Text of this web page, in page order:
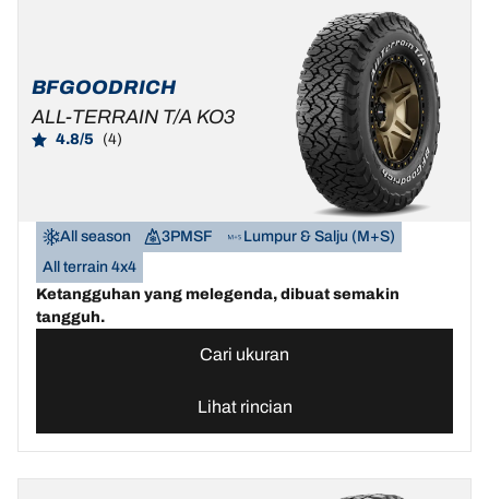
BFGOODRICH
ALL-TERRAIN T/A KO3
4.8/5 (4)
All season 3PMSF
Lumpur & Salju (M+S)
All terrain 4x4
Ketangguhan yang melegenda, dibuat semakin
tangguh.
Cari ukuran
Lihat rincian